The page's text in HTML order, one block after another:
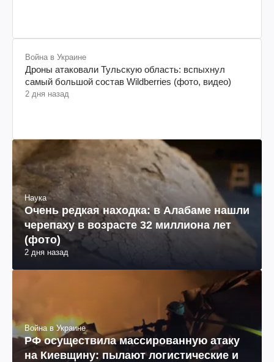
Война в Украине
Дроны атаковали Тульскую область: вспыхнул
самый большой состав Wildberries (фото, видео)
2 дня назад
Наука
Очень редкая находка: в Алабаме нашли
черепаху в возрасте 32 миллиона лет
(фото)
2 дня назад
Война в Украине
РФ осуществила массированную атаку
на Киевщину: пылают логистические и